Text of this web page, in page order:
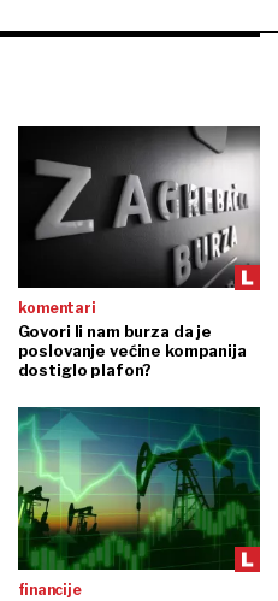
komentari
Govori li nam burza da je
poslovanje većine kompanija
dostiglo plafon?
financije